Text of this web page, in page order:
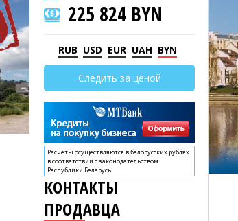
225 824 BYN
RUB USD EUR UAH BYN
Следить за ценой
Расчеты осуществляются в белорусских рублях
в соответствии с законодательством
Республики Беларусь.
КОНТАКТЫ
ПРОДАВЦА